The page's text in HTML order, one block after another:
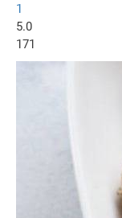
1
5.0
171